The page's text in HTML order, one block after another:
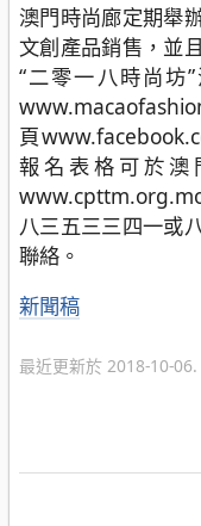
澳門時尚廊定期舉
文創產品銷售，並
“二零一八時尚坊
頁
報名表格可於澳
八三五三三四一或
聯絡。
分
新聞稿
最近更新於 2018-10-06.